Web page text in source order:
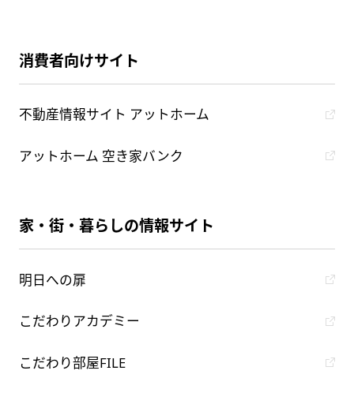
消費者向けサイト
不動産情報サイト アットホーム
アットホーム 空き家バンク
家・街・暮らしの情報サイト
明日への扉
こだわりアカデミー
こだわり部屋FILE